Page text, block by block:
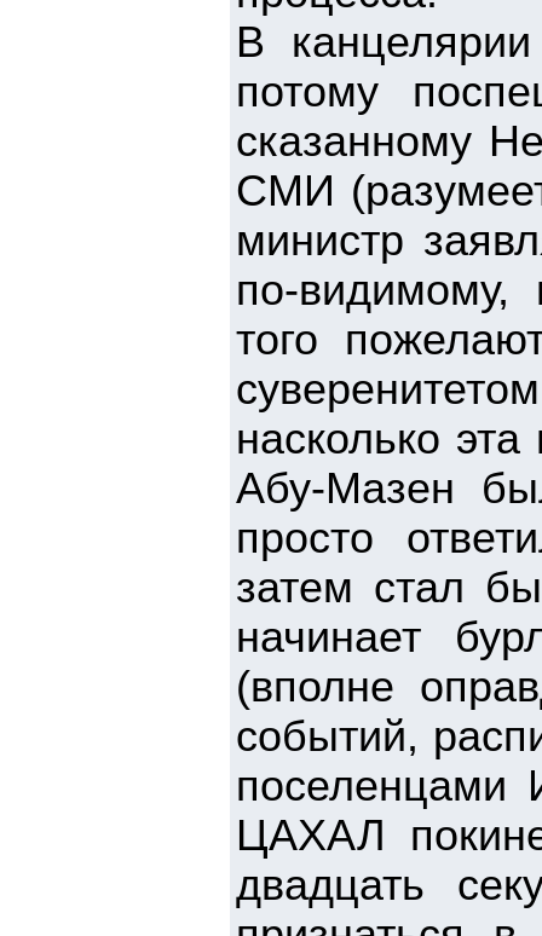
В
потому
сказанному
СМИ
министр
по-
того
насколько
Абу-Мазен
просто
затем стал
начинает
(вполне
событий,
поселенцами
ЦАХАЛ
двадцать